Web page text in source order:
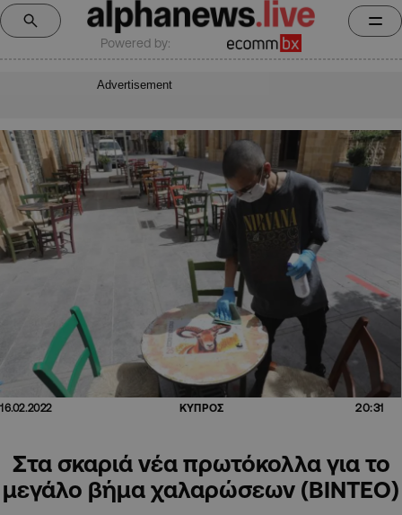
Powered by:
Advertisement
16.02.2022 ΚΥΠΡΟΣ 20:31
Στα σκαριά νέα πρωτόκολλα για το
μεγάλο βήμα χαλαρώσεων (BINTEO)